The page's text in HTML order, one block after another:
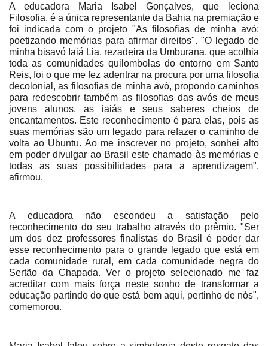
A educadora Maria Isabel Gonçalves, que leciona
Filosofia, é a única representante da Bahia na premiação e
foi indicada com o projeto "As filosofias de minha avó:
poetizando memórias para afirmar direitos". "O legado de
minha bisavó Iaiá Lia, rezadeira da Umburana, que acolhia
toda as comunidades quilombolas do entorno em Santo
Reis, foi o que me fez adentrar na procura por uma filosofia
decolonial, as filosofias de minha avó, propondo caminhos
para redescobrir também as filosofias das avós de meus
jovens alunos, as iaiás e seus saberes cheios de
encantamentos. Este reconhecimento é para elas, pois as
suas memórias são um legado para refazer o caminho de
volta ao Ubuntu. Ao me inscrever no projeto, sonhei alto
em poder divulgar ao Brasil este chamado às memórias e
todas as suas possibilidades para a aprendizagem",
afirmou.
A educadora não escondeu a satisfação pelo
reconhecimento do seu trabalho através do prêmio. "Ser
um dos dez professores finalistas do Brasil é poder dar
esse reconhecimento para o grande legado que está em
cada comunidade rural, em cada comunidade negra do
Sertão da Chapada. Ver o projeto selecionado me faz
acreditar com mais força neste sonho de transformar a
educação partindo do que está bem aqui, pertinho de nós",
comemorou.